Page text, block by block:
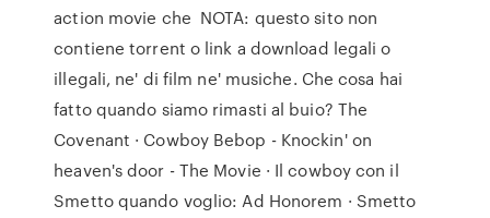
action movie che NOTA: questo sito non
contiene torrent o link a download legali o
illegali, ne' di film ne' musiche. Che cosa hai
fatto quando siamo rimasti al buio? The
Covenant · Cowboy Bebop - Knockin' on
heaven's door - The Movie · Il cowboy con il
Smetto quando voglio: Ad Honorem · Smetto